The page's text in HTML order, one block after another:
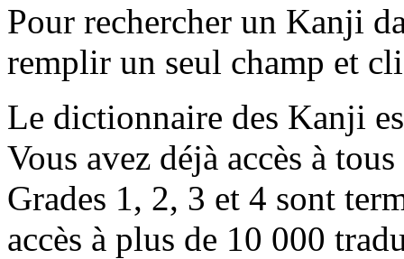
Pour rechercher un Kanji
remplir un seul champ et
Le dictionnaire des Kanji
Vous avez déjà accès à
Grades 1, 2, 3 et 4 sont
accès à plus de 10 000